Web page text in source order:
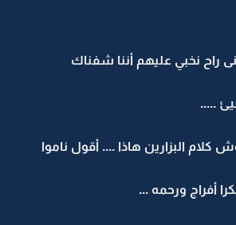
راح نخبي عليهم أننا شفناك
.....
البزارين هاذا .... أقول ناموا
أفراج ورحمه ...